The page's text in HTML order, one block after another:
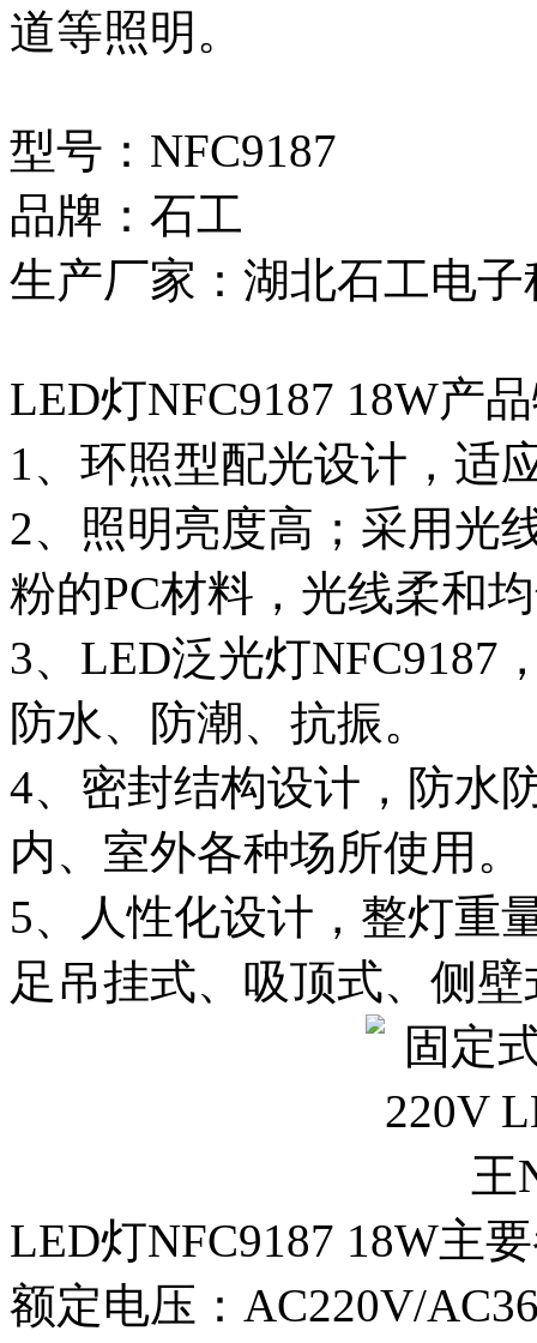
道等照明。
型号：NFC9187
品牌：石工
生产厂家：湖北石工电
LED灯NFC9187 18W产
1、环照型配光设计，适
2、照明亮度高；采用光
粉的PC材料，光线柔和
3、LED泛光灯NFC9187
防水、防潮、抗振。
4、密封结构设计，防水
内、室外各种场所使用。
5、人性化设计，整灯重
足吊挂式、吸顶式、侧
LED灯NFC9187 18W主
额定电压：AC220V/